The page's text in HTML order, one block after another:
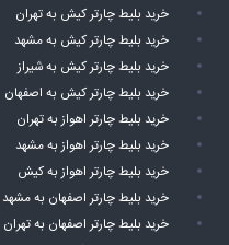
خرید بلیط چارتر کیش به تهران
خرید بلیط چارتر کیش به مشهد
خرید بلیط چارتر کیش به شیراز
خرید بلیط چارتر کیش به اصفهان
خرید بلیط چارتر اهواز به تهران
خرید بلیط چارتر اهواز به مشهد
خرید بلیط چارتر اهواز به کیش
خرید بلیط چارتر اصفهان به مشهد
خرید بلیط چارتر اصفهان به تهران